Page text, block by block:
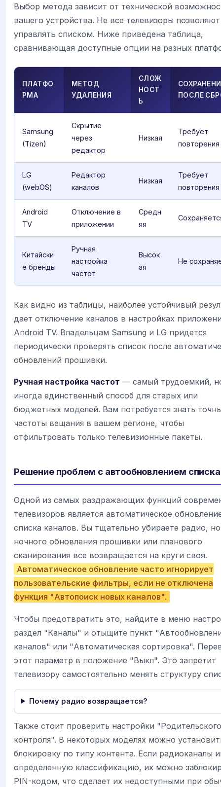
Выбор метода зависит от технической
вашего устройства. Не все телевизоры
управлять списком. Ниже приведена таблица,
сравнивающая доступные опции на разных
ПЛАТФО
РМА
МЕТОД
УДАЛЕНИЯ
СЛОЖ
НОСТ
Ь
ПОСЛЕ
Samsung
(Tizen)
Скрытие
через
редактор
Низкая
Требует
повторения
LG
(webOS)
Редактор
каналов
Низкая
Требует
повторения
Android
TV
Отключение в
приложении
Средн
яя
Китайски
е бренды
Ручная
настройка
частот
Высок
ая
Не
Как видно из таблицы, наиболее устойчивый
дает отключение каналов в настройках
Android TV. Владельцам Samsung и LG придется
периодически проверять список после
обновлений прошивки.
Ручная настройка частот — самый трудоемкий,
иногда единственный способ для старых или
бюджетных моделей. Вам потребуется знать
частоты вещания в вашем регионе, чтобы
отфильтровать только телевизионные пакеты.
Решение проблем с автообновлением списка
Одной из самых раздражающих функций
телевизоров является автоматическое
списка каналов. Вы тщательно убираете радио,
ночного обновления прошивки или планового
сканирования все возвращается на круги своя.
Автоматическое обновление часто игнорирует
пользовательские фильтры, если не отключена
функция "Автопоиск новых каналов".
Чтобы предотвратить это, найдите в меню
раздел "Каналы" и отыщите пункт
каналов" или "Автоматическая сортировка".
этот параметр в положение "Выкл". Это запретит
телевизору самостоятельно менять структуру
Почему радио возвращается?
Также стоит проверить настройки "Родительского
контроля". В некоторых моделях можно
блокировку по типу контента. Если радиоканалы
определенную классификацию, их можно
PIN-кодом, что сделает их недоступными при